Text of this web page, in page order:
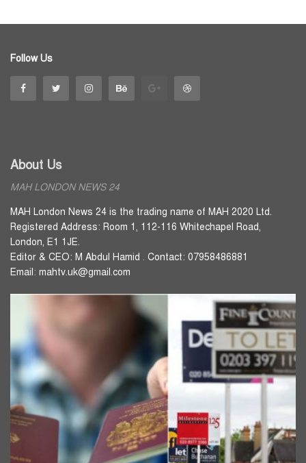
Follow Us
About Us
MAH LONDON NEWS 24
MAH London News 24 is the trading name of MAH 2020 Ltd.
Registered Address: Room 1, 112-116 Whitechapel Road,
London, E1 1JE.
Editor & CEO: M Abdul Hamid . Contact: 07958486881
Email: mahtv.uk@gmail.com